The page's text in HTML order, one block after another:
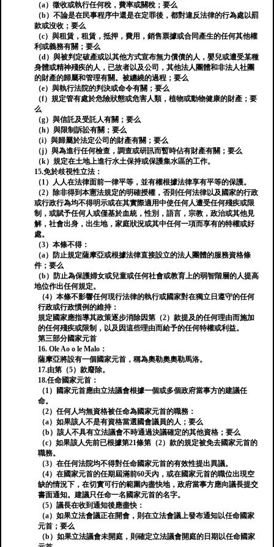
（a）徵收或執行任何稅，費率或關稅；要么
（b）不論是在民事程序中還是在定罪後，都對違反法律的行為處以罰
款或沒收；要么
（c）與租賃，租賃，抵押，費用，銷售票據或合同產生的任何其他權
利或義務有關；要么
（d）與被判定破產或以其他方式宣布無力償債的人，嬰兒或遭受某種
身體或精神殘疾的人，已故者以及公司，其他法人團體和非法人社團
的財產的歸屬和管理有關。被纏繞的過程；要么
（e）與執行法院的判決或命令有關；要么
（f）規定管有處於危險狀態或危害人類，植物或動物健康的財產；要
么
（g）與信託及受託人有關；要么
（h）與限制訴訟有關；要么
（i）與歸屬於法定公司的財產有關；要么
（j）與為進行任何檢查，調查或研訊而暫時佔有財產有關；要么
（k）規定在土地上進行水土保持或保護集水區的工作。
15.免於歧視性立法：
（1）人人在法律面前一律平等，並有權根據法律享有平等的保護。
（2）除非得到本憲法規定的明確授權，否則任何法律以及國家的行政
或行政行為均不得明示或在其實際適用中使任何人遭受任何殘疾或限
制，或賦予任何人或僅基於血統，性別，語言，宗教，政治或其他見
解，社會出身，出生地，家庭狀況或其中任何一項而享有的特權或好
處。
（3）本條不得：
（a）防止規定薩摩亞或根據法律直接設立的法人團體的服務資格條
件；要么
（b）防止為保護婦女或兒童或任何社會或教育上的弱智階層的人提高
地位作出任何規定。
（4）本條不影響任何現行法律的執行或國家對在獨立日遵守的任何
行政或行政慣例的維持：
規定國家應指導其政策逐步消除因第（2）款提及的任何理由而施加
的任何殘疾或限制，以及因這些理由而給予的任何特權或利益。
第三部分國家元首
16. Ole Ao o le Malo：
薩摩亞將設有一個國家元首，稱為奧勒奧奧勒馬洛。
17.由第（5）款廢除。
18.任命國家元首：
（1）國家元首應由立法議會根據一個或多個政府當事方的建議任
命。
（2）任何人均無資格被任命為國家元首的職務：
（a）如果該人不是有資格當選國會議員的人；要么
（b）該人不具有立法議會不時通過決議確定的其他資格；要么
（c）如果該人先前已根據第21條第（2）款的規定被免去國家元首的
職務。
（3）在任何法院均不得對任命國家元首的有效性提出異議。
（4）在國家元首的任期屆滿前60天內，或在國家元首的職位出現空
缺的情況下，在切實可行的範圍內盡快地，政府當事方應向議長提交
書面通知。建議只任命一名國家元首的名字。
（5）議長在收到通知後應盡快：
（a）如果立法會議正在開會，則在立法會議上發布通知以任命國家
元首；要么
（b）如果立法議會未開庭，則確定立法議會開庭的日期以任命國家